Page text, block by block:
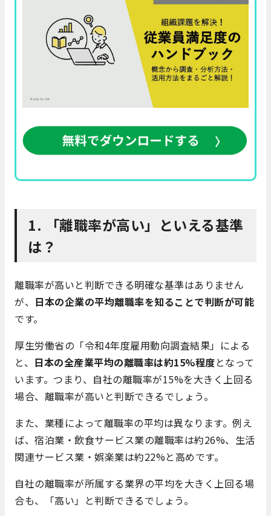
1. 「離職率が高い」といえる基準
は？
離職率が高いと判断できる明確な基準はありません
が、 日本の企業の平均離職率を知ることで判断が可能
です。
厚生労働省の「令和4年度雇用動向調査結果」による
と、 日本の全産業平均の離職率は約15%程度となって
います。つまり、自社の離職率が15%を大きく上回る
場合、離職率が高いと判断できるでしょう。
また、業種によって離職率の平均は異なります。例え
ば、宿泊業・飲食サービス業の離職率は約26%、生活
関連サービス業・娯楽業は約22%と高めです。
自社の離職率が所属する業界の平均を大きく上回る場
合も、「高い」と判断できるでしょう。